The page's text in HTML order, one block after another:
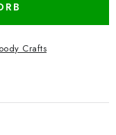
Crafts